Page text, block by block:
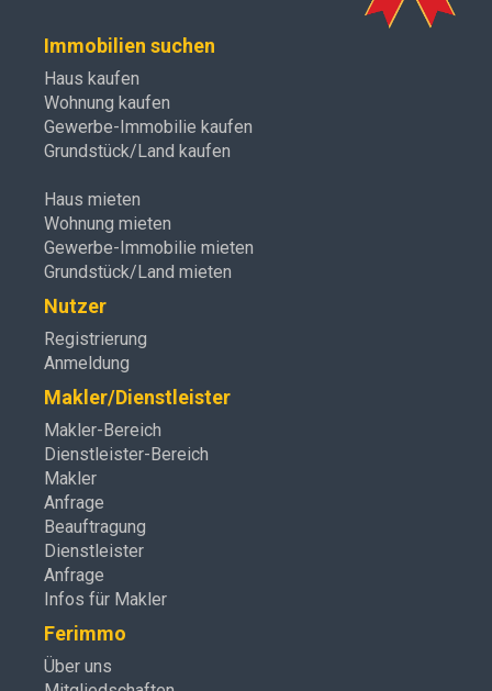
Immobilien suchen
Haus kaufen
Wohnung kaufen
Gewerbe-Immobilie kaufen
Grundstück/Land kaufen
Haus mieten
Wohnung mieten
Gewerbe-Immobilie mieten
Grundstück/Land mieten
Nutzer
Registrierung
Anmeldung
Makler/Dienstleister
Makler-Bereich
Dienstleister-Bereich
Makler
Anfrage
Beauftragung
Dienstleister
Anfrage
Infos für Makler
Ferimmo
Über uns